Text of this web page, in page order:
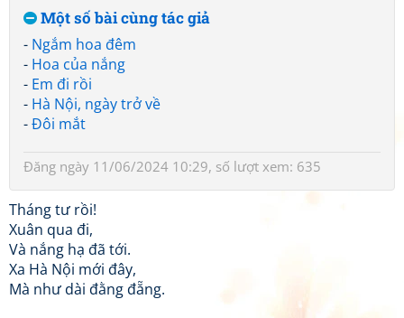
Một số bài cùng tác giả
- Ngắm hoa đêm
- Hoa của nắng
- Em đi rồi
- Hà Nội, ngày trở về
-Đôi mắt
Đăng ngày 11/06/2024 10:29, số lượt xem: 635
Tháng tư rồi!
Xuân qua đi,
Và nắng hạ đã tới.
Xa Hà Nội mới đây,
Mà như dài đằng đẵng.